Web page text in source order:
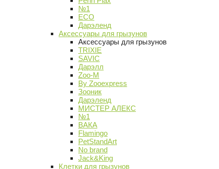
№1
ECO
Дарэленд
Аксессуары для грызунов
Аксессуары для грызунов
TRIXIE
SAVIC
Дарэлл
Zoo-M
By Zooexpress
Зооник
Дарэленд
МИСТЕР АЛЕКС
№1
ВАКА
Flamingo
PetStandArt
No brand
Jack&King
Клетки для грызунов